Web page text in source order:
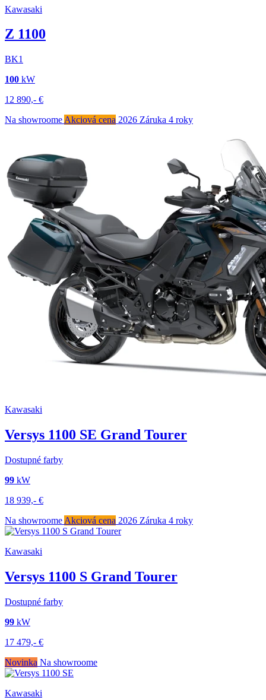
Kawasaki
Z 1100
BK1
100 kW
12 890,- €
Na showroome Akciová cena 2026 Záruka 4 roky
Kawasaki
Versys 1100 SE Grand Tourer
Dostupné farby
99 kW
18 939,- €
Na showroome Akciová cena 2026 Záruka 4 roky
Kawasaki
Versys 1100 S Grand Tourer
Dostupné farby
99 kW
17 479,- €
Novinka Na showroome
Kawasaki